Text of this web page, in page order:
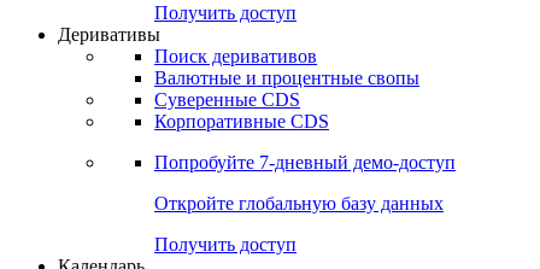
Получить доступ
Деривативы
Поиск деривативов
Валютные и процентные свопы
Суверенные CDS
Корпоративные CDS
Попробуйте 7-дневный демо-доступ
Откройте глобальную базу данных
Получить доступ